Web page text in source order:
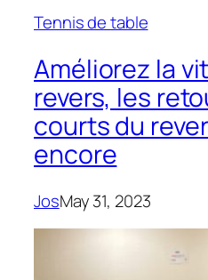
Tennis de table
Améliorez la
revers, les
courts du
encore
JosMay 31, 2023